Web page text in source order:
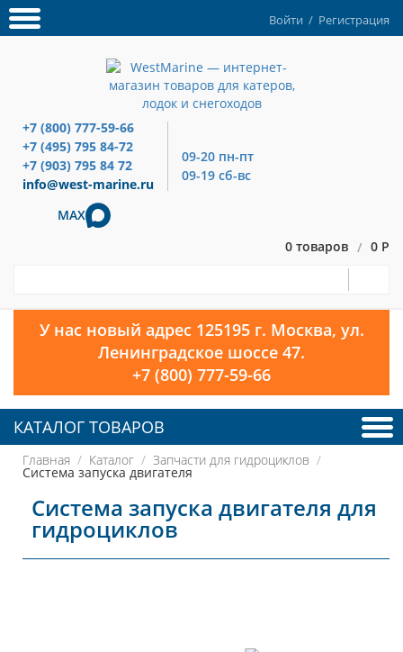
Войти / Регистрация
+7 (800) 777-59-66
+7 (495) 795 84-72
+7 (903) 795 84 72
info@west-marine.ru
09-20 пн-пт
09-19 сб-вс
MAX
0 товаров / 0 Р
У нас новый адрес 125195 г. Москва, ул.
Ленинградское шоссе 47.
+7 (800) 777-59-66
КАТАЛОГ ТОВАРОВ
Главная Каталог Запчасти для гидроциклов
Система запуска двигателя
Система запуска двигателя для
гидроциклов